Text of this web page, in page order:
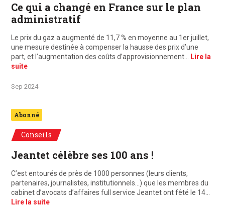
Ce qui a changé en France sur le plan
administratif
Le prix du gaz a augmenté de 11,7 % en moyenne au 1er juillet,
une mesure destinée à compenser la hausse des prix d’une
part, et l’augmentation des coûts d’approvisionnement…
Lire la
suite
Sep 2024
Abonné
Conseils
Jeantet célèbre ses 100 ans !
C’est entourés de près de 1000 personnes (leurs clients,
partenaires, journalistes, institutionnels…) que les membres du
cabinet d’avocats d’affaires full service Jeantet ont fêté le 14…
Lire la suite